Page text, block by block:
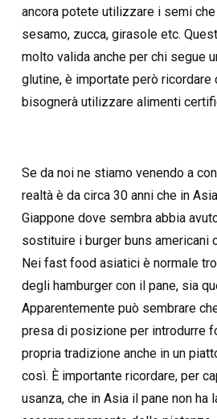
ancora potete utilizzare i semi
sesamo, zucca, girasole etc.
molto valida anche per chi segue
glutine, è importate però ricordare
bisognerà utilizzare alimenti
Se da noi ne stiamo venendo a
realtà è da circa 30 anni che in
Giappone dove sembra abbia
sostituire i burger buns americani
Nei fast food asiatici è normale
degli hamburger con il pane, sia
Apparentemente può sembrare
presa di posizione per introdurre
propria tradizione anche in un
così. È importante ricordare, per
usanza, che in Asia il pane non ha